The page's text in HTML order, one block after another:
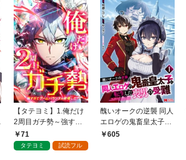
【タテヨミ】1.俺だけ
2周目ガチ勢～強すぎ
てゲームバランスを破
壊した～
71
タテヨミ 試読フル
醜いオークの逆襲 同人
エロゲの鬼畜皇太子に
転生した喪男の受難
605